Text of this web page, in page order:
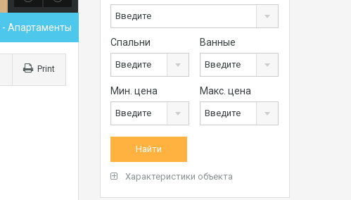
- Апартаменты
Print
Введите
Спальни
Введите
Ванные
Введите
Мин. цена
Введите
Макс. цена
Введите
Характеристики объекта